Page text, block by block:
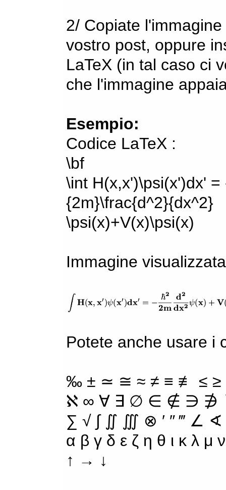
2/ Copiate
vostro post, oppure
LaTeX (in tal caso ci
che l'immagine
Esempio:
Codice LaTeX :
\bf
\int H(x,x')\psi(x')dx'
{2m}\frac{d^2}{dx^2}
\psi(x)+V(x)\psi(x)
Immagine
Potete anche usare i
‰ ± ≃ ≅ ≈ ≠ ≡ ≢ ≤
ℵ ∞ ∀ ∃ ∅ ∈ ∉ ∋ ∌
∑ √ ∫ ∬ ∭ ⊗ ′ ″ ‴ ∠
α β γ δ ε ζ η θ ι κ λ
↑ → ↓